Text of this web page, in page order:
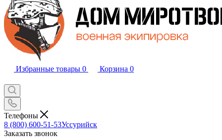
Избранные товары 0 Корзина 0
Телефоны
8 (800) 600-51-53Уссурийск
Заказать звонок